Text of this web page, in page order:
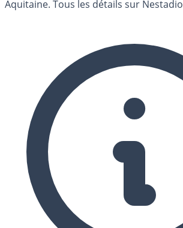
Aquitaine. Tous les détails sur